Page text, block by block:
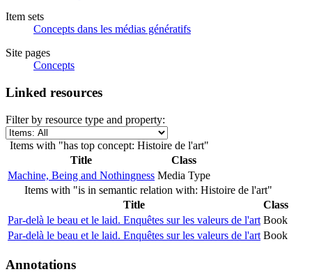
Item sets
Concepts dans les médias génératifs
Site pages
Concepts
Linked resources
Filter by resource type and property:
Items with "has top concept: Histoire de l'art"
Title
Class
Machine, Being and Nothingness Media Type
Items with "is in semantic relation with: Histoire de l'art"
Title
Class
Par-delà le beau et le laid. Enquêtes sur les valeurs de l'art Book
Par-delà le beau et le laid. Enquêtes sur les valeurs de l'art Book
Annotations